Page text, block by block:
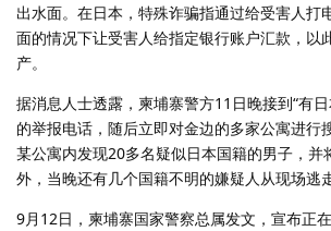
出水面。在日本，特殊诈骗指通过给受害人打
面的情况下让受害人给指定银行账户汇款，以
产。
据消息人士透露，柬埔寨警方11日晚接到“有
的举报电话，随后立即对金边的多家公寓进行
某公寓内发现20多名疑似日本国籍的男子，并
外，当晚还有几个国籍不明的嫌疑人从现场逃走
9月12日，柬埔寨国家警察总属发文，宣布正